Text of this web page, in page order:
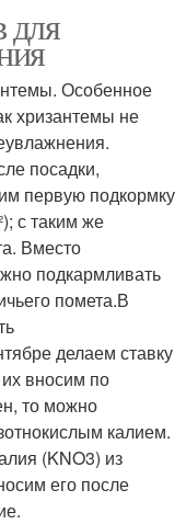
для
Особенное
хризантемы не
посадки,
первую подкормку
с таким же
Вместо
подкармливать
помета.В
делаем ставку
вносим по
то можно
калием.
(KNO3) из
его после